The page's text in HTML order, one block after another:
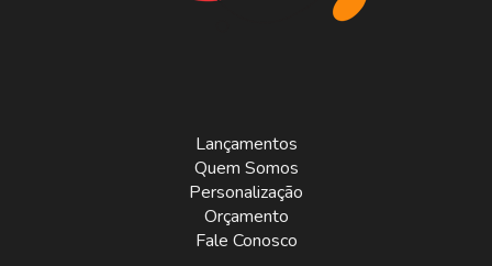
Lançamentos
Quem Somos
Personalização
Orçamento
Fale Conosco